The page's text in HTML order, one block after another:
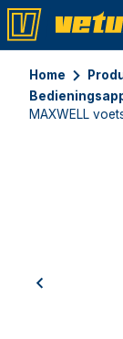
Home
MAXWELL
previous